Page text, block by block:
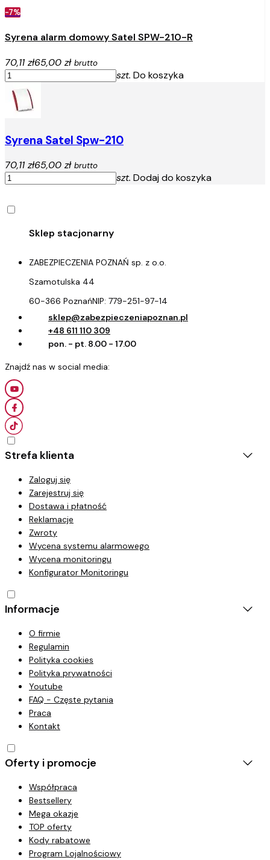
-7%
Syrena alarm domowy Satel SPW-210-R
70,11 zł65,00 zł brutto
szt. Do koszyka
Syrena Satel Spw-210
70,11 zł65,00 zł brutto
szt. Dodaj do koszyka
ZABEZPIECZENIA POZNAŃ sp. z o.o.
Szamotulska 44
60-366 PoznańNIP: 779-251-97-14
sklep@zabezpieczeniapoznan.pl
+48 611 110 309
pon. - pt. 8.00 - 17.00
Strefa klienta
Zaloguj się
Zarejestruj się
Dostawa i płatność
Reklamacje
Zwroty
Wycena systemu alarmowego
Wycena monitoringu
Konfigurator Monitoringu
Informacje
O firmie
Regulamin
Polityka cookies
Polityka prywatności
Youtube
FAQ - Częste pytania
Praca
Kontakt
Oferty i promocje
Współpraca
Bestsellery
Mega okazje
TOP oferty
Kody rabatowe
Program Lojalnościowy